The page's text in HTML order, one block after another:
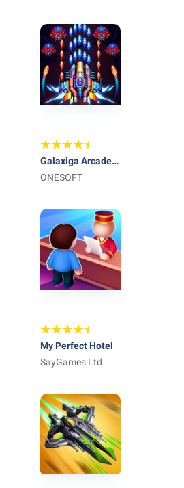
Galaxiga Arcade
Shooting Game
ONESOFT
My Perfect Hotel
SayGames Ltd